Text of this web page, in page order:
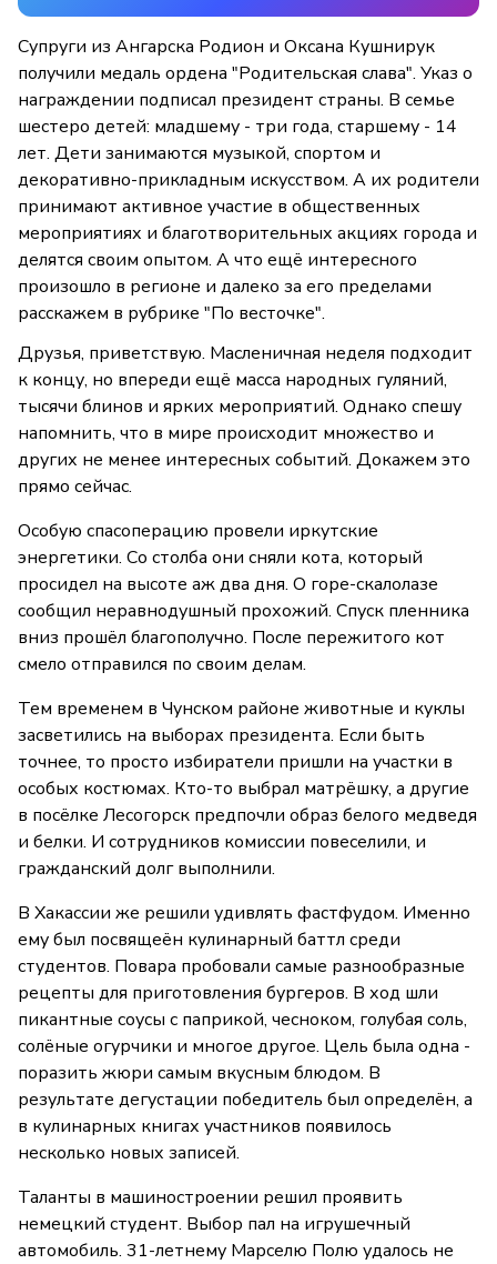
Супруги из Ангарска Родион и Оксана Кушнирук
получили медаль ордена "Родительская слава". Указ о
награждении подписал президент страны. В семье
шестеро детей: младшему - три года, старшему - 14
лет. Дети занимаются музыкой, спортом и
декоративно-прикладным искусством. А их родители
принимают активное участие в общественных
мероприятиях и благотворительных акциях города и
делятся своим опытом. А что ещё интересного
произошло в регионе и далеко за его пределами
расскажем в рубрике "По весточке".
Друзья, приветствую. Масленичная неделя подходит
к концу, но впереди ещё масса народных гуляний,
тысячи блинов и ярких мероприятий. Однако спешу
напомнить, что в мире происходит множество и
других не менее интересных событий. Докажем это
прямо сейчас.
Особую спасоперацию провели иркутские
энергетики. Со столба они сняли кота, который
просидел на высоте аж два дня. О горе-скалолазе
сообщил неравнодушный прохожий. Спуск пленника
вниз прошёл благополучно. После пережитого кот
смело отправился по своим делам.
Тем временем в Чунском районе животные и куклы
засветились на выборах президента. Если быть
точнее, то просто избиратели пришли на участки в
особых костюмах. Кто-то выбрал матрёшку, а другие
в посёлке Лесогорск предпочли образ белого медведя
и белки. И сотрудников комиссии повеселили, и
гражданский долг выполнили.
В Хакассии же решили удивлять фастфудом. Именно
ему был посвящеён кулинарный баттл среди
студентов. Повара пробовали самые разнообразные
рецепты для приготовления бургеров. В ход шли
пикантные соусы с паприкой, чесноком, голубая соль,
солёные огурчики и многое другое. Цель была одна -
поразить жюри самым вкусным блюдом. В
результате дегустации победитель был определён, а
в кулинарных книгах участников появилось
несколько новых записей.
Таланты в машиностроении решил проявить
немецкий студент. Выбор пал на игрушечный
автомобиль. 31-летнему Марселю Полю удалось не